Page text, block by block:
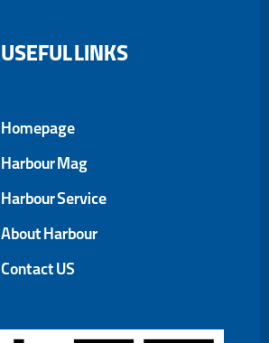
USEFUL LINKS
Homepage
Harbour Mag
Harbour Service
About Harbour
Contact US